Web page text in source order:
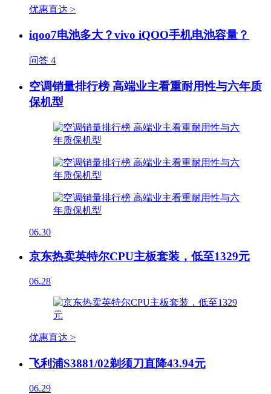
优惠直达 >
iqoo7电池多大？vivo iQOO手机电池容量？
问答 4
空调销量排行榜 高端业主看重耐用性与六年质
保机型
06.30
京东热卖英特尔CPU主板套装，低至1329元
06.28
优惠直达 >
飞利浦S3881/02剃须刀直降43.94元
06.29